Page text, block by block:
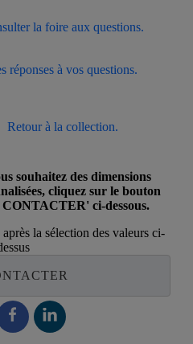
la foire aux questions.
réponses à vos questions.
Retour à la collection.
souhaitez des dimensions
cliquez sur le bouton
ci-dessous.
la sélection des valeurs ci-